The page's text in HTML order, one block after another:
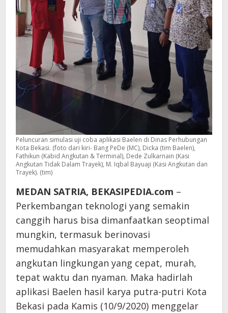
Peluncuran simulasi uji coba aplikasi Baelen di Dinas Perhubungan
Kota Bekasi. (foto dari kiri- Bang PeDe (MC), Dicka (tim Baelen),
Fathikun (Kabid Angkutan & Terminal), Dede Zulkarnain (Kasi
Angkutan Tidak Dalam Trayek), M. Iqbal Bayuaji (Kasi Angkutan dan
Trayek). (tim)
MEDAN SATRIA, BEKASIPEDIA.com –
Perkembangan teknologi yang semakin
canggih harus bisa dimanfaatkan seoptimal
mungkin, termasuk berinovasi
memudahkan masyarakat memperoleh
angkutan lingkungan yang cepat, murah,
tepat waktu dan nyaman. Maka hadirlah
aplikasi Baelen hasil karya putra-putri Kota
Bekasi pada Kamis (10/9/2020) menggelar